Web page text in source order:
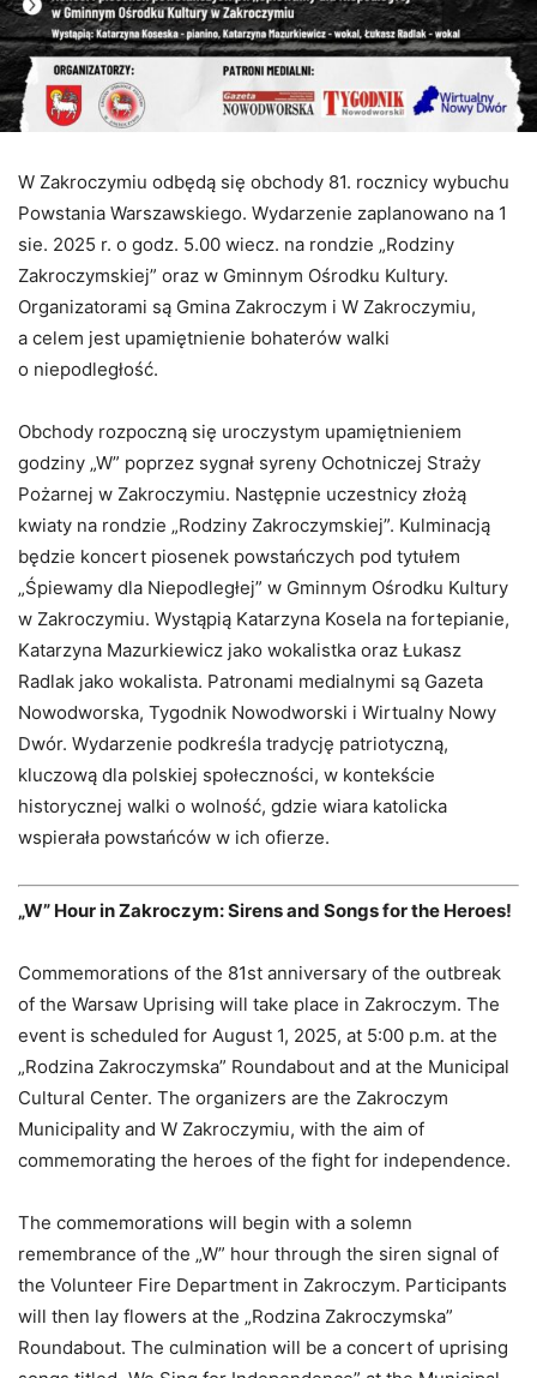
W Zakroczymiu odbędą się obchody 81. rocznicy wybuchu
Powstania Warszawskiego. Wydarzenie zaplanowano na 1
sie. 2025 r. o godz. 5.00 wiecz. na rondzie „Rodziny
Zakroczymskiej” oraz w Gminnym Ośrodku Kultury.
Organizatorami są Gmina Zakroczym i W Zakroczymiu,
a celem jest upamiętnienie bohaterów walki
o niepodległość.
Obchody rozpoczną się uroczystym upamiętnieniem
godziny „W” poprzez sygnał syreny Ochotniczej Straży
Pożarnej w Zakroczymiu. Następnie uczestnicy złożą
kwiaty na rondzie „Rodziny Zakroczymskiej”. Kulminacją
będzie koncert piosenek powstańczych pod tytułem
„Śpiewamy dla Niepodległej” w Gminnym Ośrodku Kultury
w Zakroczymiu. Wystąpią Katarzyna Kosela na fortepianie,
Katarzyna Mazurkiewicz jako wokalistka oraz Łukasz
Radlak jako wokalista. Patronami medialnymi są Gazeta
Nowodworska, Tygodnik Nowodworski i Wirtualny Nowy
Dwór. Wydarzenie podkreśla tradycję patriotyczną,
kluczową dla polskiej społeczności, w kontekście
historycznej walki o wolność, gdzie wiara katolicka
wspierała powstańców w ich ofierze.
„W” Hour in Zakroczym: Sirens and Songs for the Heroes!
Commemorations of the 81st anniversary of the outbreak
of the Warsaw Uprising will take place in Zakroczym. The
event is scheduled for August 1, 2025, at 5:00 p.m. at the
„Rodzina Zakroczymska” Roundabout and at the Municipal
Cultural Center. The organizers are the Zakroczym
Municipality and W Zakroczymiu, with the aim of
commemorating the heroes of the fight for independence.
The commemorations will begin with a solemn
remembrance of the „W” hour through the siren signal of
the Volunteer Fire Department in Zakroczym. Participants
will then lay flowers at the „Rodzina Zakroczymska”
Roundabout. The culmination will be a concert of uprising